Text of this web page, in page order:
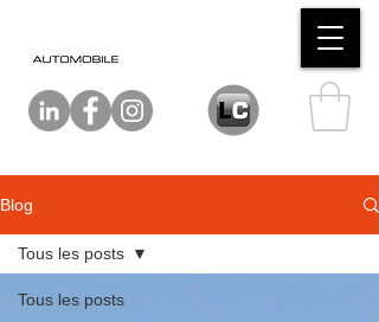
Blog
Tous les posts
Tous les posts